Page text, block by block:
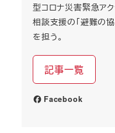
型コロナ災害緊急ア
相談支援の「避難の
を担う。
記事一覧
Facebook